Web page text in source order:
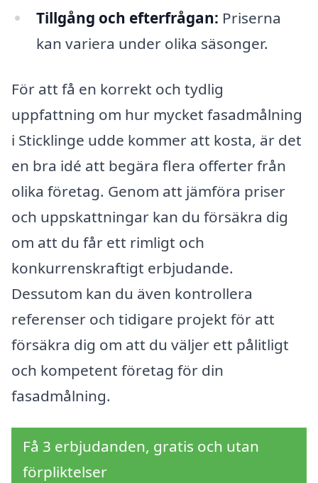
Tillgång och efterfrågan: Priserna
kan variera under olika säsonger.
För att få en korrekt och tydlig
uppfattning om hur mycket fasadmålning
i Sticklinge udde kommer att kosta, är det
en bra idé att begära flera offerter från
olika företag. Genom att jämföra priser
och uppskattningar kan du försäkra dig
om att du får ett rimligt och
konkurrenskraftigt erbjudande.
Dessutom kan du även kontrollera
referenser och tidigare projekt för att
försäkra dig om att du väljer ett pålitligt
och kompetent företag för din
fasadmålning.
Få 3 erbjudanden, gratis och utan
förpliktelser